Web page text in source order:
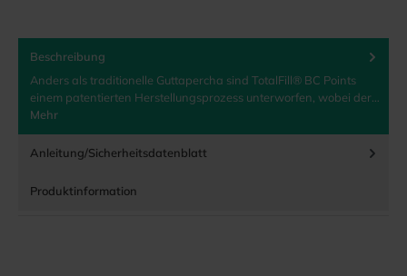
Beschreibung
Anders als traditionelle Guttapercha sind TotalFill® BC Points
einem patentierten Herstellungsprozess unterworfen, wobei der…
Mehr
Anleitung/Sicherheitsdatenblatt
Produktinformation